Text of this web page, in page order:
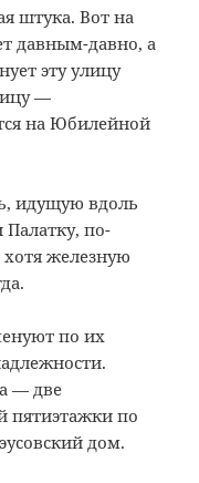
штука. Вот на
давным-давно, а
эту улицу
—
на Юбилейной
идущую вдоль
по-
железную
по их
— две
пятиэтажки по
дом.